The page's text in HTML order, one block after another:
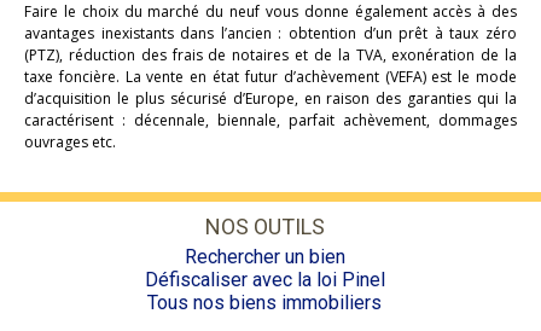
Faire le choix du marché du neuf vous donne également accès à des
avantages inexistants dans l’ancien : obtention d’un prêt à taux zéro
(PTZ), réduction des frais de notaires et de la TVA, exonération de la
taxe foncière. La vente en état futur d’achèvement (VEFA) est le mode
d’acquisition le plus sécurisé d’Europe, en raison des garanties qui la
caractérisent : décennale, biennale, parfait achèvement, dommages
ouvrages etc.
NOS OUTILS
Rechercher un bien
Défiscaliser avec la loi Pinel
Tous nos biens immobiliers